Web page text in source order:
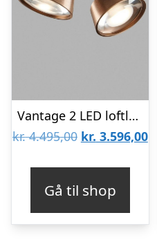
Vantage 2 LED loftlampe Rose Gold – 2700K – LIGHT-POINT
kr.4.495,00 Den
kr. 4.495,00.
kr. 3.596,00
Gå til shop